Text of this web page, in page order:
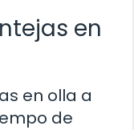
en
en olla a
de